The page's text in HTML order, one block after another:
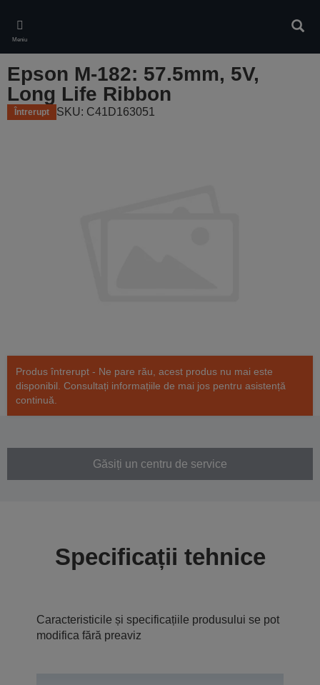
main
content
Meniu
Epson M-182: 57.5mm, 5V,
Long Life Ribbon
Întrerupt SKU: C41D163051
Produs întrerupt - Ne pare rău, acest produs nu mai este
disponibil. Consultați informațiile de mai jos pentru asistență
continuă.
Găsiți un centru de service
Specificații tehnice
Caracteristicile și specificațiile produsului se pot
modifica fără preaviz